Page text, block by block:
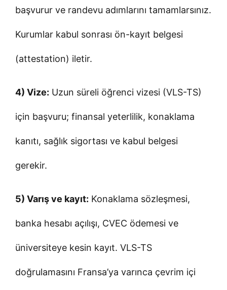
başvurur ve randevu adımlarını tamamlarsınız.
Kurumlar kabul sonrası ön-kayıt belgesi
(attestation) iletir.
4) Vize: Uzun süreli öğrenci vizesi (VLS-TS)
için başvuru; finansal yeterlilik, konaklama
kanıtı, sağlık sigortası ve kabul belgesi
gerekir.
5) Varış ve kayıt: Konaklama sözleşmesi,
banka hesabı açılışı, CVEC ödemesi ve
üniversiteye kesin kayıt. VLS-TS
doğrulamasını Fransa’ya varınca çevrim içi